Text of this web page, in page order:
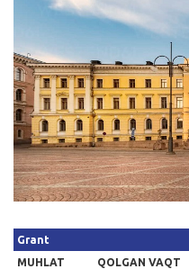
Qidirish
Kirish
Grant
MUHLAT
QOLGAN VAQT